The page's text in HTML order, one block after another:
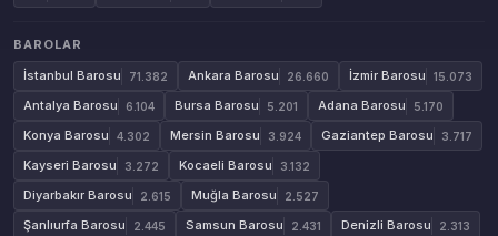
BAROLAR
İstanbul Barosu
71.382 Ankara Barosu 26.660 İzmir Barosu 15.073
Antalya Barosu 6.104 Bursa Barosu 5.201 Adana Barosu 5.170
Konya Barosu 4.302 Mersin Barosu 3.924 Gaziantep Barosu 3.717
Kayseri Barosu 3.272 Kocaeli Barosu 3.132
Diyarbakır Barosu 2.615 Muğla Barosu 2.527
Şanlıurfa Barosu 2.445 Samsun Barosu 2.431 Denizli Barosu 2.313